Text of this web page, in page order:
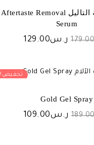
سيروم ازالة التاليل Aftertaste Removal
Serum
السعر
ر.س179.00.
ر.س129.00السعر
ر.س129.00.
تخفيض!
Gold Gel Spray
السعر
ر.س109.00